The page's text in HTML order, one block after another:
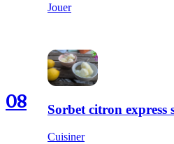
Jouer
08 Sorbet citron express
Cuisiner